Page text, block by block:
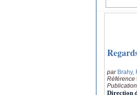
par Brahy,
Référence
Publication
Direction